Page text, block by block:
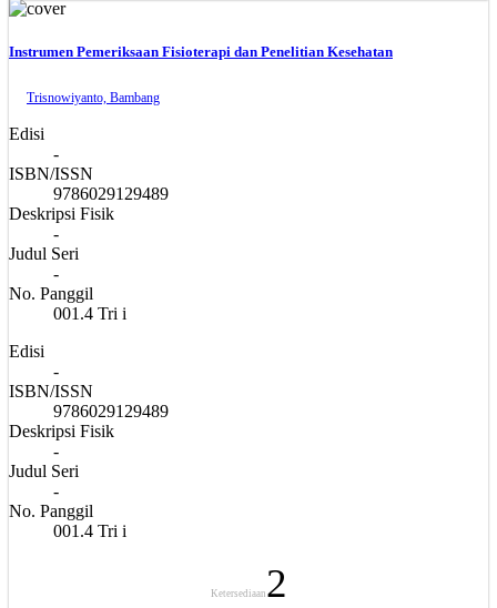
Instrumen Pemeriksaan Fisioterapi dan Penelitian Kesehatan
Trisnowiyanto, Bambang
Edisi
-
ISBN/ISSN
9786029129489
Deskripsi Fisik
-
Judul Seri
-
No. Panggil
001.4 Tri i
Edisi
-
ISBN/ISSN
9786029129489
Deskripsi Fisik
-
Judul Seri
-
No. Panggil
001.4 Tri i
Ketersediaan 2